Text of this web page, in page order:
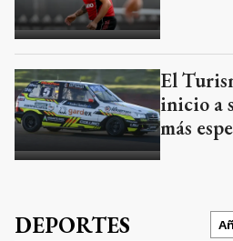
El
inicio a
más
DEPORTES